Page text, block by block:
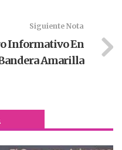
Siguiente Nota
Informativo En
Amarilla